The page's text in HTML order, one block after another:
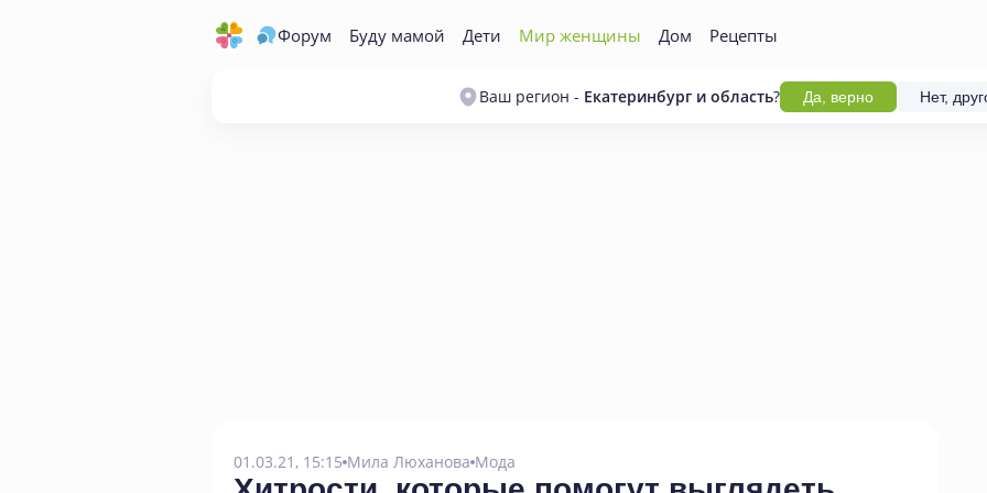
Форум Буду мамой Дети Мир женщины Дом Рецепты
Ваш регион - Екатеринбург и область? Да, верно Нет,
01.03.21, 15:15 Мила Люханова Мода